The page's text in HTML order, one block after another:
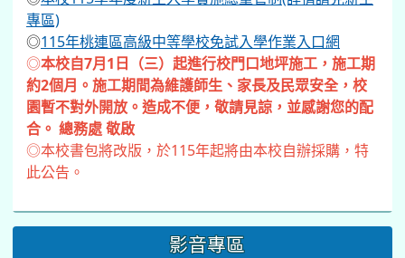
專區)
◎115年桃連區高級中等學校免試入學作業入口網
◎本校自7月1日（三）起進行校門口地坪施工，施工期
約2個月。施工期間為維護師生、家長及民眾安全，校
園暫不對外開放。造成不便，敬請見諒，並感謝您的配
合。 總務處 敬啟
◎本校書包將改版，於115年起將由本校自辦採購，特
此公告。
影音專區